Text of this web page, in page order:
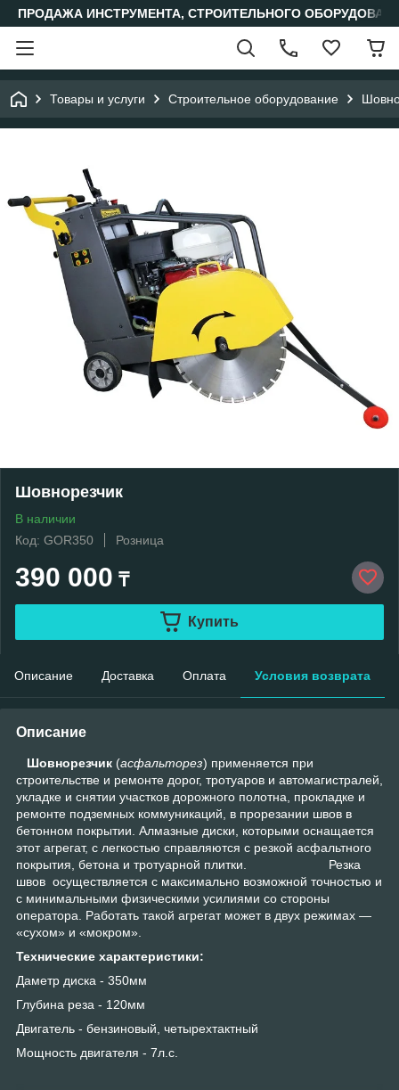
ПРОДАЖА ИНСТРУМЕНТА, СТРОИТЕЛЬНОГО
Товары и услуги Строительное оборудование
Шовнорезчик
В наличии
Код: GOR350
Розница
390 000 ₸
Купить
Описание Доставка Оплата Условия возврата
Описание
Шовнорезчик (асфальторез) применяется при
строительстве и ремонте дорог, тротуаров и автомагистралей,
укладке и снятии участков дорожного полотна, прокладке и
ремонте подземных коммуникаций, в прорезании швов в
бетонном покрытии. Алмазные диски, которыми оснащается
этот агрегат, с легкостью справляются с резкой асфальтного
покрытия, бетона и тротуарной плитки. Резка
швов осуществляется с максимально возможной точностью и
с минимальными физическими усилиями со стороны
оператора. Работать такой агрегат может в двух режимах —
«сухом» и «мокром».
Технические характеристики:
Даметр диска - 350мм
Глубина реза - 120мм
Двигатель - бензиновый, четырехтактный
Мощность двигателя - 7л.с.